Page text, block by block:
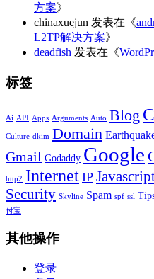
方案》
chinaxuejun 发表在《
L2TP解决方案》
deadfish 发表在《
标签
Ai API Apps Arguments Auto Blog
Culture dkim Domain
Gmail Godaddy Google
http2 Internet IP
Security Skyline Spam spf ssl
付宝
其他操作
登录